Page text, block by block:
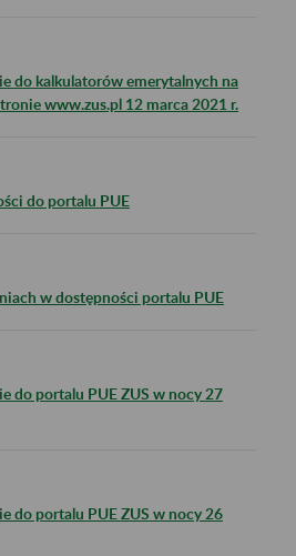
do kalkulatorów emerytalnych na
www.zus.pl 12 marca 2021 r.
do portalu PUE
w dostępności portalu PUE
do portalu PUE ZUS w nocy 27
do portalu PUE ZUS w nocy 26